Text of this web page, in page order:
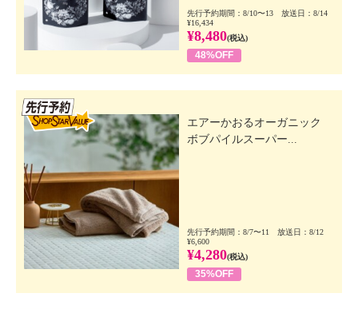
先行予約期間：8/10〜13 放送日：8/14
¥16,434
¥8,480(税込)
48%OFF
エアーかおるオーガニック
ボブパイルスーパー...
先行予約期間：8/7〜11 放送日：8/12
¥6,600
¥4,280(税込)
35%OFF